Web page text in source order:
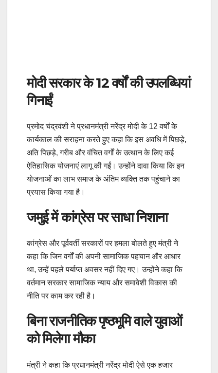
मोदी सरकार के 12 वर्षों की उपलब्धियां
गिनाईं
प्रमोद चंद्रवंशी ने प्रधानमंत्री नरेंद्र मोदी के 12 वर्षों के
कार्यकाल की सराहना करते हुए कहा कि इस अवधि में पिछड़े,
अति पिछड़े, गरीब और वंचित वर्गों के उत्थान के लिए कई
ऐतिहासिक योजनाएं लागू की गईं। उन्होंने दावा किया कि इन
योजनाओं का लाभ समाज के अंतिम व्यक्ति तक पहुंचाने का
प्रयास किया गया है।
जमुई में कांग्रेस पर साधा निशाना
कांग्रेस और पूर्ववर्ती सरकारों पर हमला बोलते हुए मंत्री ने
कहा कि जिन वर्गों की अपनी सामाजिक पहचान और आधार
था, उन्हें पहले पर्याप्त अवसर नहीं दिए गए। उन्होंने कहा कि
वर्तमान सरकार सामाजिक न्याय और समावेशी विकास की
नीति पर काम कर रही है।
बिना राजनीतिक पृष्ठभूमि वाले युवाओं
को मिलेगा मौका
मंत्री ने कहा कि प्रधानमंत्री नरेंद्र मोदी ऐसे एक हजार